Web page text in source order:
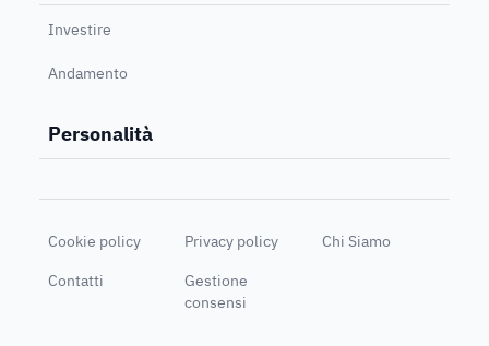
Investire
Andamento
Personalità
Cookie policy Privacy policy
Chi Siamo
Contatti
Gestione
consensi